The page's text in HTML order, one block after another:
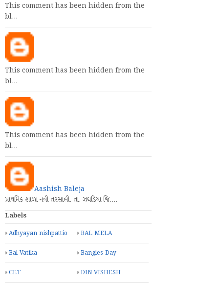
This comment has been hidden from the
bl…
This comment has been hidden from the
bl…
This comment has been hidden from the
bl…
Aashish Baleja
પ્રાથમિક શાળા નવી તરસાલી. તા. ઝઘડિયા જિ.…
Labels
Adhyayan nishpattio BAL MELA
Bal Vatika Bangles Day
CET DIN VISHESH